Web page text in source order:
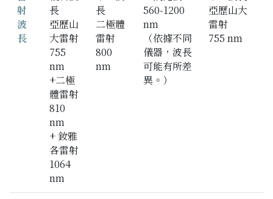
射
波
長
長
亞歷山
大雷射
755
nm
+二極
體雷射
810
nm
+ 釹雅
各雷射
1064
nm
長
二極體
雷射
800
nm
560-1200
nm
（依據不同
儀器，波長
可能有所差
異。）
亞歷山大
雷射
755 nm